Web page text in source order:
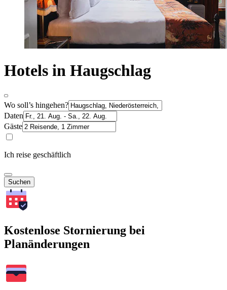
Hotels in Haugschlag
Wo soll’s hingehen?
Daten
Gäste
Ich reise geschäftlich
Suchen
Kostenlose Stornierung bei
Planänderungen